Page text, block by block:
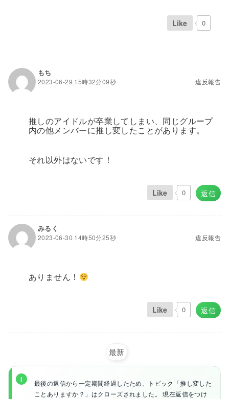
Like 0
もち
2023-06-29 15時32分09秒 違反報告
推しのアイドルが卒業してしまい、同じグループ
内の他メンバーに推し変したことがあります。
それ以外はないです！
返信
Like 0
みるく
2023-06-30 14時50分25秒 違反報告
ありません！
返信
Like 0
最新
最後の返信から一定期間経過したため、トピック「推し変した
ことありますか？」はクローズされました。 現在返信をつけ